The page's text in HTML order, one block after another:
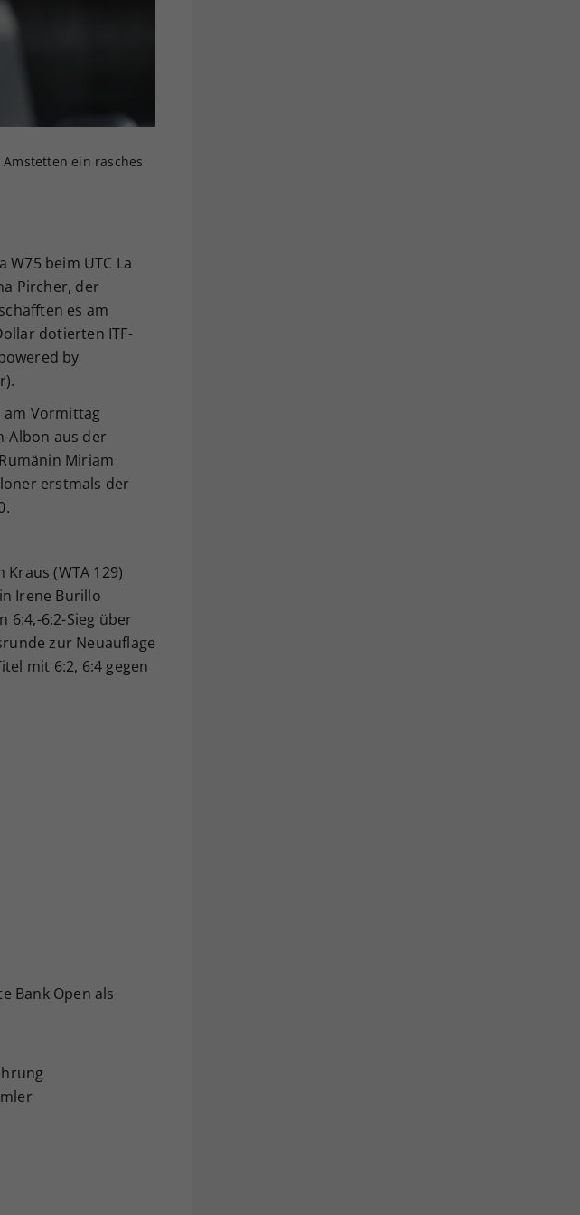
ein rasches
beim UTC La
Pircher, der
es am
dotierten ITF-
by
am Vormittag
Albon aus der
Miriam
erstmals der
(WTA 129)
Irene Burillo
6:4,-6:2-Sieg über
zur Neuauflage
mit 6:2, 6:4 gegen
Bank Open als
dies eingestellt hat.